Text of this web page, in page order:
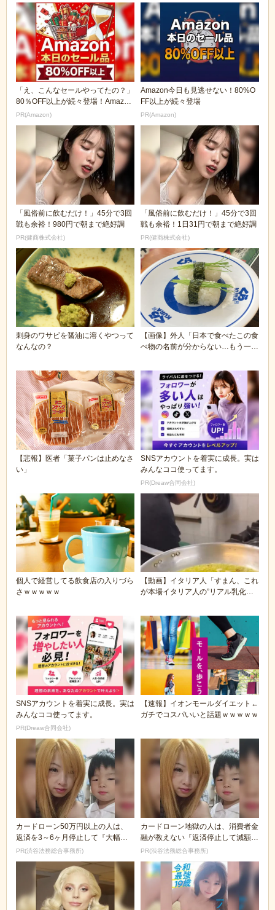
「え、こんなセールやってたの？」
80％OFF以上が続々登場！Amazon
の本気が...
PR(Amazon)
Amazon今日も見逃せない！80%O
FF以上が続々登場
PR(Amazon)
「風俗前に飲むだけ！」45分で3回
戦も余裕！980円で朝まで絶好調
PR(健商株式会社)
「風俗前に飲むだけ！」45分で3回
戦も余裕！1日31円で朝まで絶好調
PR(健商株式会社)
刺身のワサビを醤油に溶くやつって
なんなの？
【画像】外人「日本で食べたこの食
べ物の名前が分からない…もう一度
【悲報】医者「菓子パンは止めなさ
い」
SNSアカウントを着実に成長。実は
みんなココ使ってます。
PR(Dreaw合同会社)
個人で経営してる飲食店の入りづら
さｗｗｗｗｗ
【動画】イタリア人「すまん、これ
が本場イタリア人の”リアル乳化ペ
SNSアカウントを着実に成長。実は
みんなココ使ってます。
PR(Dreaw合同会社)
【速報】イオンモールダイエット←
ガチでコスパいいと話題ｗｗｗｗｗ
カードローン50万円以上の人は、
返済を3～6ヶ月停止して『大幅に
減額してから返済...
PR(渋谷法務総合事務所)
カードローン地獄の人は、消費者金
融が教えない『返済停止して減額・
免除する方法』で...
PR(渋谷法務総合事務所)